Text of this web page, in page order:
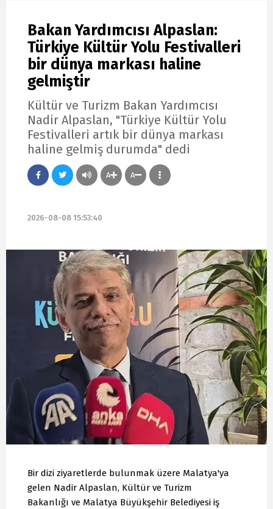
Bakan Yardımcısı Alpaslan:
Türkiye Kültür Yolu Festivalleri
bir dünya markası haline
gelmiştir
Kültür ve Turizm Bakan Yardımcısı
Nadir Alpaslan, "Türkiye Kültür Yolu
Festivalleri artık bir dünya markası
haline gelmiş durumda" dedi
A A
2026-08-08 15:53:40
Bir dizi ziyaretlerde bulunmak üzere Malatya'ya
gelen Nadir Alpaslan, Kültür ve Turizm
Bakanlığı ve Malatya Büyükşehir Belediyesi iş